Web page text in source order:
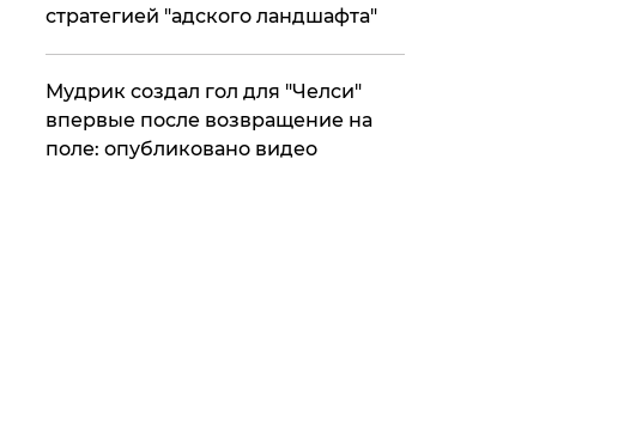
стратегией "адского ландшафта"
Мудрик создал гол для "Челси"
впервые после возвращение на
поле: опубликовано видео